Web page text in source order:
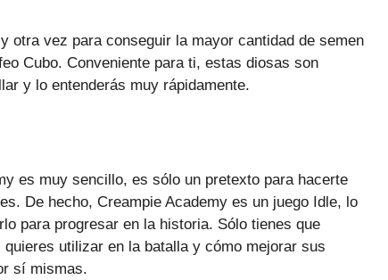
otra vez para conseguir la mayor cantidad de semen
Cubo. Conveniente para ti, estas diosas son
y lo entenderás muy rápidamente.
es muy sencillo, es sólo un pretexto para hacerte
De hecho, Creampie Academy es un juego Idle, lo
para progresar en la historia. Sólo tienes que
utilizar en la batalla y cómo mejorar sus
sí mismas.